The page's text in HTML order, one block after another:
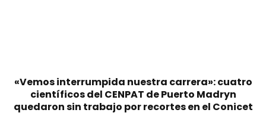
«Vemos interrumpida nuestra carrera»: cuatro
científicos del CENPAT de Puerto Madryn
quedaron sin trabajo por recortes en el Conicet